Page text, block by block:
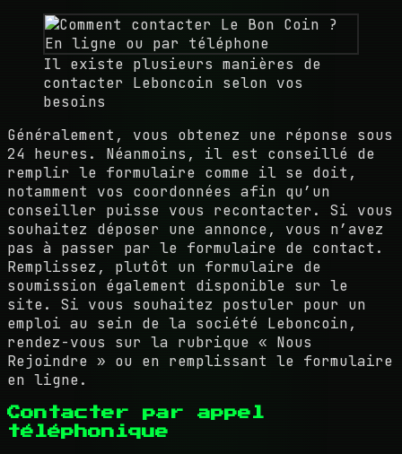
Il existe plusieurs manières de
contacter Leboncoin selon vos
besoins
Généralement, vous obtenez une réponse sous
24 heures. Néanmoins, il est conseillé de
remplir le formulaire comme il se doit,
notamment vos coordonnées afin qu’un
conseiller puisse vous recontacter. Si vous
souhaitez déposer une annonce, vous n’avez
pas à passer par le formulaire de contact.
Remplissez, plutôt un formulaire de
soumission également disponible sur le
site. Si vous souhaitez postuler pour un
emploi au sein de la société Leboncoin,
rendez-vous sur la rubrique « Nous
Rejoindre » ou en remplissant le formulaire
en ligne.
Contacter par appel
téléphonique